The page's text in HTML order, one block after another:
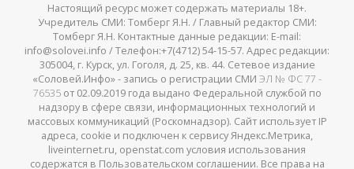
Настоящий ресурс может содержать материалы 18+.
Учредитель СМИ: Томберг Я.Н. / Главный редактор СМИ:
Томберг Я.Н. Контактные данные редакции: E-mail:
info@solovei.info / Телефон:+7(4712) 54-15-57. Адрес редакции:
305004, г. Курск, ул. Гоголя, д. 25, кв. 44. Сетевое издание
«Соловей.Инфо» - запись о регистрации СМИ ЭЛ № ФС 77 -
76535от 02.09.2019 года выдано Федеральной службой по
надзору в сфере связи, информационных технологий и
массовых коммуникаций (Роскомнадзор). Сайт использует IP
адреса, cookie и подключен к сервису Яндекс.Метрика,
liveinternet.ru, openstat.com условия использования
содержатся в Пользовательском соглашении. Все права на